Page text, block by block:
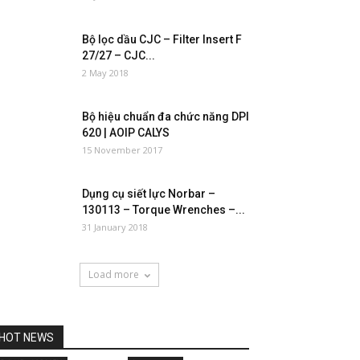
Bộ lọc dầu CJC – Filter Insert F
27/27 – CJC...
2 May 2018
Bộ hiệu chuẩn đa chức năng DPI
620 | AOIP CALYS
15 November 2017
Dụng cụ siết lực Norbar –
130113 – Torque Wrenches –...
31 January 2018
Load more
HOT NEWS